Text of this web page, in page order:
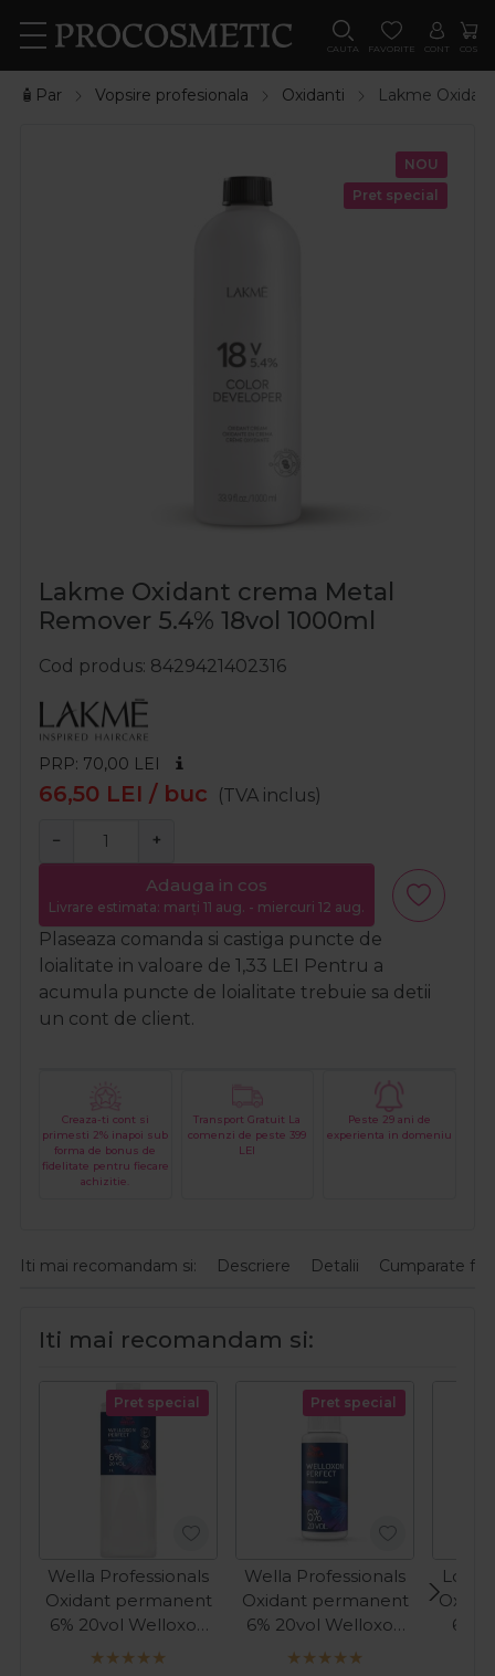
CAUTA FAVORITE CONT COS
🧴Par Vopsire profesionala Oxidanti Lakme
NOU
Pret special
Lakme Oxidant crema Metal
Remover 5.4% 18vol 1000ml
Cod produs 8429421402316
PRP: 70,00 LEI
66,50 LEI / buc (TVA inclus)
− +
Adauga in cos
Livrare estimata: marți 11 aug. - miercuri 12 aug.
Plaseaza comanda si castiga puncte de
loialitate in valoare de 1,33 LEI Pentru a
acumula puncte de loialitate trebuie sa detii
un cont de client.
Creaza-ti cont si
primesti 2% inapoi sub
forma de bonus de
fidelitate pentru fiecare
achizitie.
Transport Gratuit La
comenzi de peste 399
LEI
Peste 29 ani de
experienta in domeniu
Iti mai recomandam si: Descriere Detalii Cumparate
Iti mai recomandam si:
Pret special
Wella Professionals
Oxidant permanent
6% 20vol Welloxon
Perfect 1000ml
Pret special
Wella Professionals
Oxidant permanent
6% 20vol Welloxon
Perfect 60ml
6%